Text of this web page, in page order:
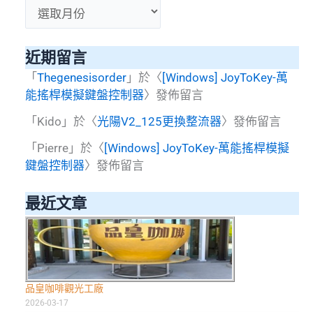
整
近期留言
「 Thegenesisorder 」於〈 [Windows] JoyToKey-萬
能搖桿模擬鍵盤控制器〉發佈留言
「 Kido 」於〈光陽V2_125更換整流器〉發佈留言
「 Pierre 」於〈[Windows] JoyToKey-萬能搖桿模擬
鍵盤控制器〉發佈留言
最近文章
品皇咖啡觀光工廠
2026-03-17